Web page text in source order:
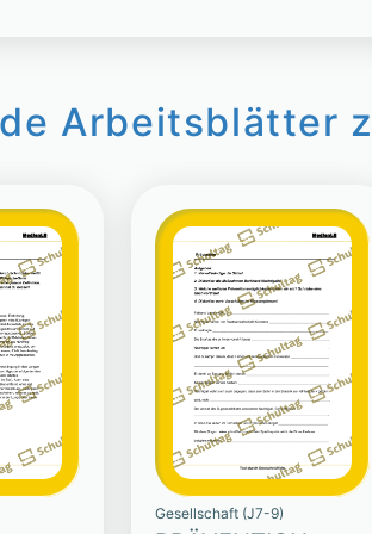
Arbeitsblätter
Gesellschaft (J7-9)